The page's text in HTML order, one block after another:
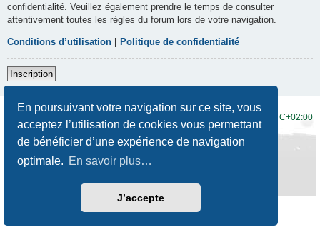
En poursuivant votre navigation sur ce site, vous
acceptez l’utilisation de cookies vous permettant
de bénéficier d’une expérience de navigation
optimale. En savoir plus…
J’accepte
confidentialité. Veuillez également prendre le temps de consulter
attentivement toutes les règles du forum lors de votre navigation.
Conditions d’utilisation Politique de confidentialité
Inscription
UTC+02:00
Développé par phpBB® Forum Software © phpBB Limited
Traduction française officielle
Prosilver New Edition
Confidentialité|Conditions